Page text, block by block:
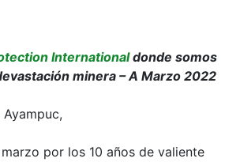
Internationaldonde somos
minera – A Marzo 2022
por los 10 años de valiente